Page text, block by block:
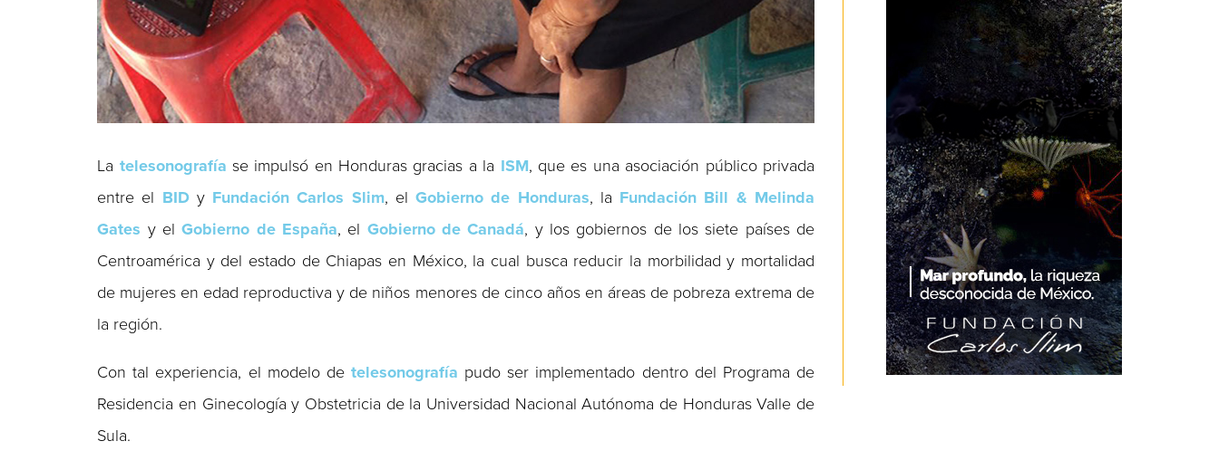
La telesonografía se impulsó en Honduras gracias a la ISM, que es una asociación público privada
entre el BIDy Fundación Carlos Slim, elGobierno de Honduras, la Fundación Bill & Melinda
Gates y elGobierno de España, el Gobierno de Canadá, y los gobiernos de los siete países de
Centroamérica y del estado de Chiapas en México, la cual busca reducir la morbilidad y mortalidad
de mujeres en edad reproductiva y de niños menores de cinco años en áreas de pobreza extrema de
la región.
Con tal experiencia, el modelo de telesonografía pudo ser implementado dentro del Programa de
Residencia en Ginecología y Obstetricia de la Universidad Nacional Autónoma de Honduras Valle de
Sula.